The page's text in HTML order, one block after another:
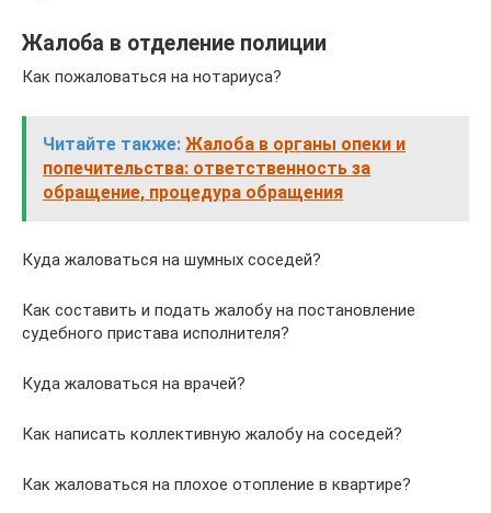
Жалоба в отделение полиции
Как пожаловаться на нотариуса?
Читайте также: Жалоба в органы опеки и
попечительства: ответственность за
обращение, процедура обращения
Куда жаловаться на шумных соседей?
Как составить и подать жалобу на постановление
судебного пристава исполнителя?
Куда жаловаться на врачей?
Как написать коллективную жалобу на соседей?
Как жаловаться на плохое отопление в квартире?